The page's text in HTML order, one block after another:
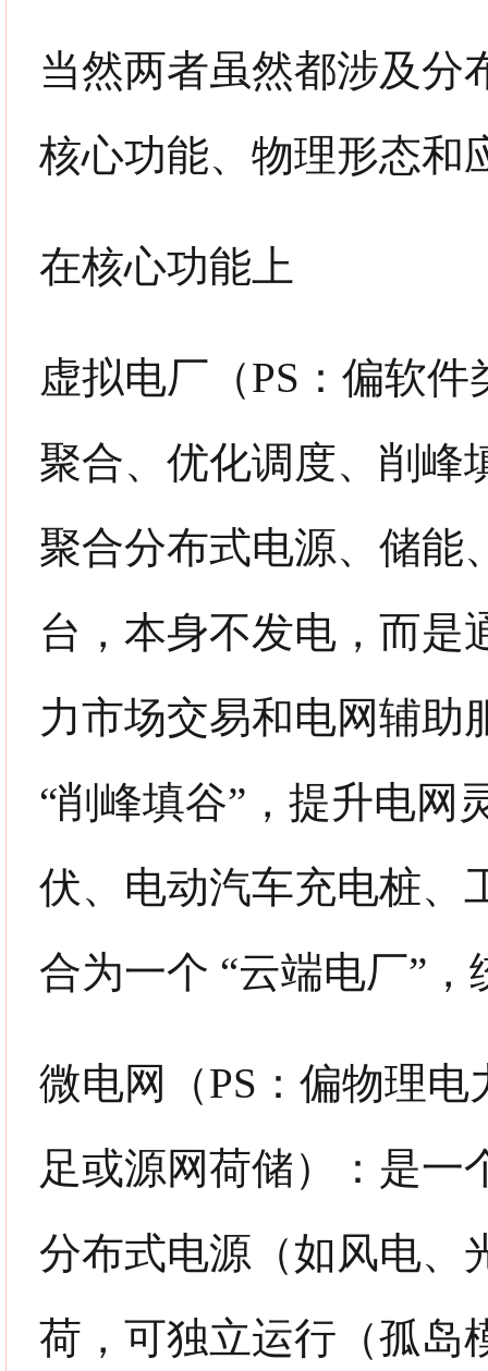
当然两者虽然都涉及分
核心功能、物理形态和
在核心功能上
虚拟电厂（PS：偏软
聚合、优化调度、削峰
聚合分布式电源、储能
台，本身不发电，而是
力市场交易和电网辅助
“削峰填谷”，提升电网
伏、电动汽车充电桩、
合为一个 “云端电厂”
微电网（PS：偏物理
足或源网荷储）：是一
分布式电源（如风电、
荷，可独立运行（孤岛